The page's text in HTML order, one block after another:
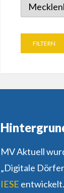
MV Aktuell
„Digitale
IESE entwickelt.